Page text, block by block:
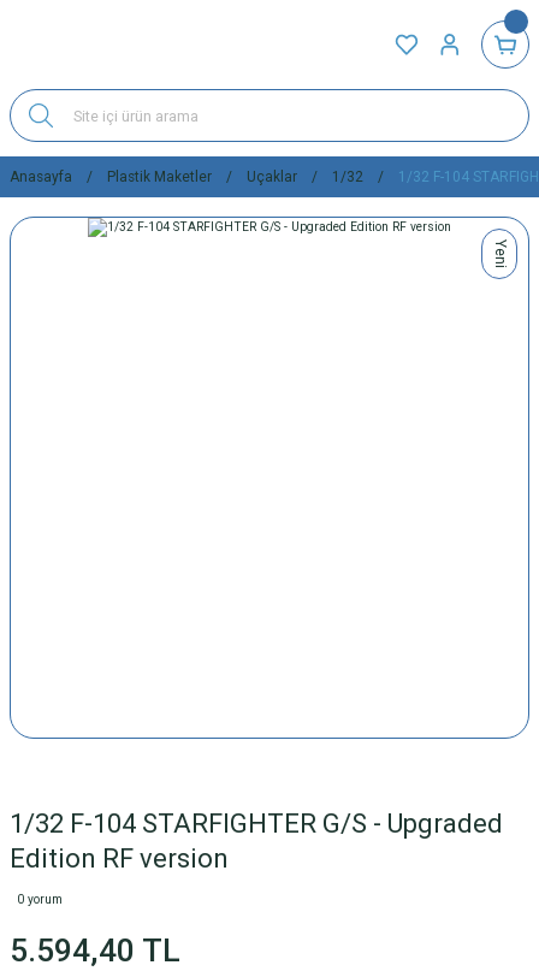
Anasayfa Plastik Maketler Uçaklar 1/32 1/32 F-104
Yeni
1/32 F-104 STARFIGHTER G/S - Upgraded
Edition RF version
0 yorum
5.594,40 TL